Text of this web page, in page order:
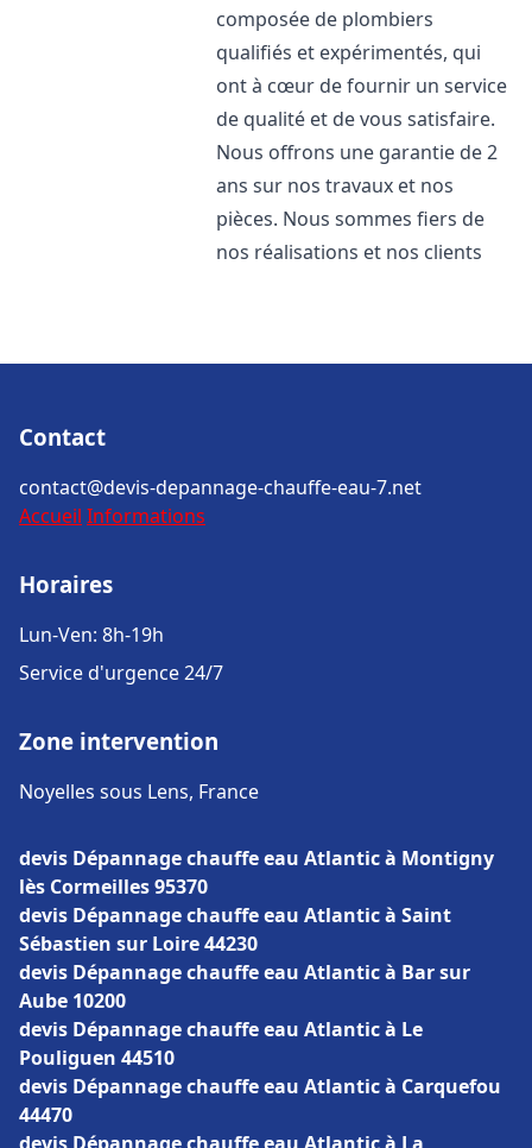
composée de plombiers
qualifiés et expérimentés, qui
ont à cœur de fournir un service
de qualité et de vous satisfaire.
Nous offrons une garantie de 2
ans sur nos travaux et nos
pièces. Nous sommes fiers de
nos réalisations et nos clients
Contact
contact@devis-depannage-chauffe-eau-7.net
Accueil Informations
Horaires
Lun-Ven: 8h-19h
Service d'urgence 24/7
Zone intervention
Noyelles sous Lens, France
devis Dépannage chauffe eau Atlantic à Montigny
lès Cormeilles 95370
devis Dépannage chauffe eau Atlantic à Saint
Sébastien sur Loire 44230
devis Dépannage chauffe eau Atlantic à Bar sur
Aube 10200
devis Dépannage chauffe eau Atlantic à Le
Pouliguen 44510
devis Dépannage chauffe eau Atlantic à Carquefou
44470